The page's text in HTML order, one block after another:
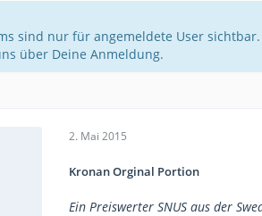
sind nur für angemeldete User
über Deine Anmeldung.
2. Mai 2015
Kronan Orginal Portion
Ein Preiswerter SNUS aus der